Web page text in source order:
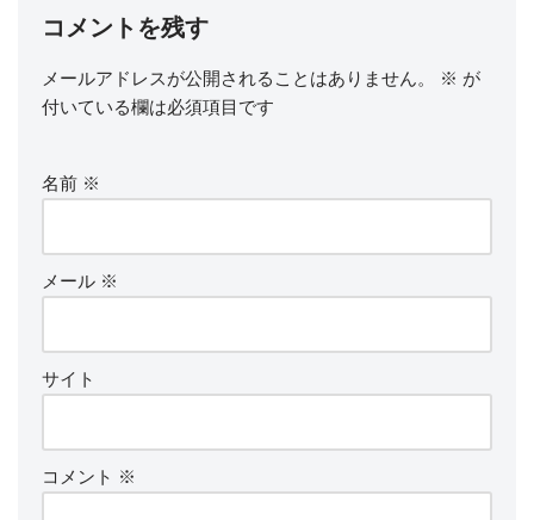
コメントを残す
メールアドレスが公開されることはありません。 ※ が
付いている欄は必須項目です
名前 ※
メール ※
サイト
コメント ※